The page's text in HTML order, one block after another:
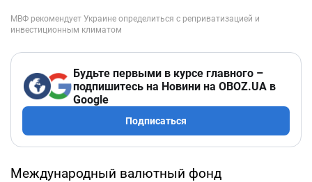
Будьте первыми в курсе главного –
подпишитесь на Новини на OBOZ.UA в
Google
Подписаться
Международный валютный фонд